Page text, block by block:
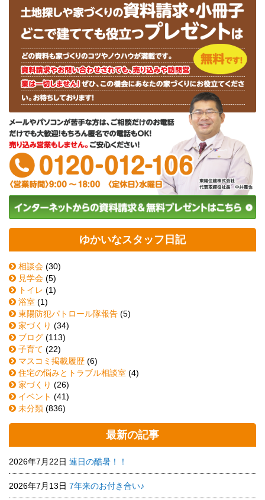
ゆかいなスタッフ日記
相談会 (30)
見学会 (5)
トイレ (1)
浴室 (1)
東陽防犯パトロール隊報告 (5)
家づくり (34)
ブログ (113)
子育て (22)
マスコミ掲載履歴 (6)
住宅の悩みとトラブル相談室 (4)
家づくり (26)
イベント (41)
未分類 (836)
最新の記事
2026年7月22日 連日の酷暑！！
2026年7月13日 7年来のお付き合い♪